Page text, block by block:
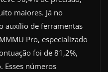
maiores. Já no
auxílio de ferramentas
Pro, especializado
foi de 81,2%,
Esses números